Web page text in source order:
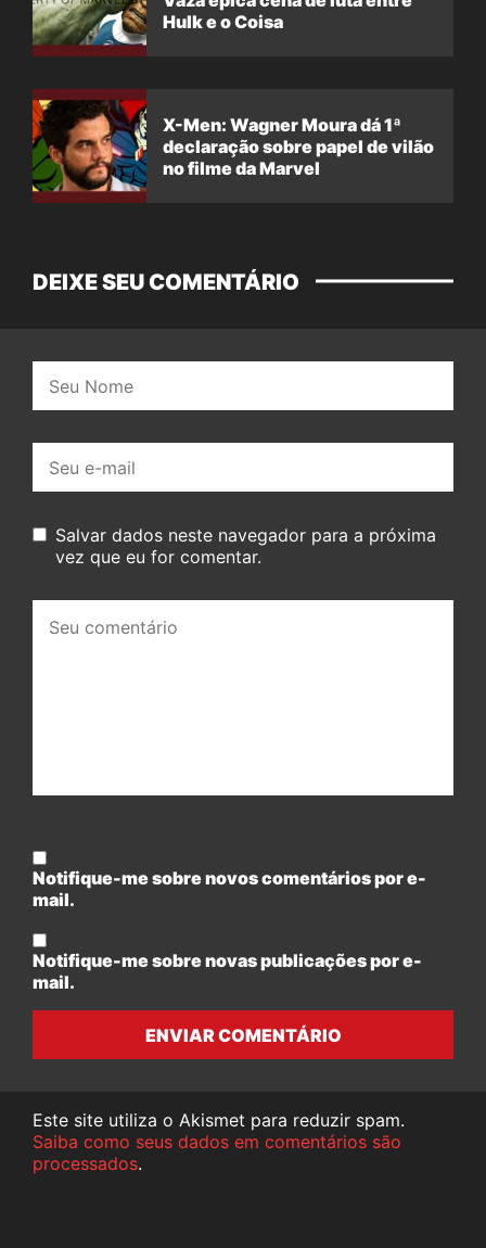
Hulk e o Coisa
X-Men: Wagner Moura dá 1ª
declaração sobre papel de vilão
no filme da Marvel
DEIXE SEU COMENTÁRIO
mail:
Salvar dados neste navegador para a próxima
vez que eu for comentar.
comentário:
Notifique-me sobre novos comentários por e-
mail.
Notifique-me sobre novas publicações por e-
mail.
ENVIAR COMENTÁRIO
Este site utiliza o Akismet para reduzir spam.
Saiba como seus dados em comentários são
processados.